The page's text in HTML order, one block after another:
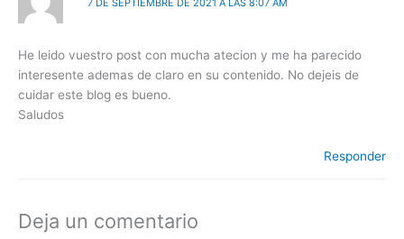
7 DE SEPTIEMBRE DE 2021 A LAS 8:07 AM
He leido vuestro post con mucha atecion y me ha parecido
interesente ademas de claro en su contenido. No dejeis de
cuidar este blog es bueno.
Saludos
Responder
Deja un comentario